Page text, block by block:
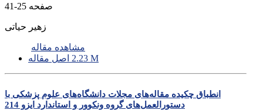
صفحه 25-41
زهیر حیاتی
مشاهده مقاله
2.23 M
انطباق چکیده مقاله‌های مجلات دانشگاه‌های علوم پزشکی با
دستورالعمل‌های گروه ونکوور و استاندارد ایزو 214